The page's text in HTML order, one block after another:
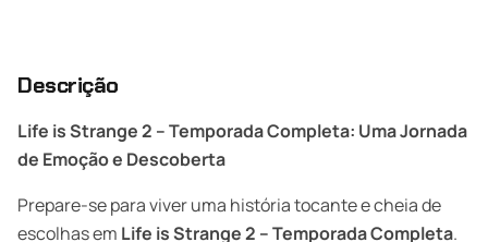
Descrição
Life is Strange 2 – Temporada Completa: Uma Jornada
de Emoção e Descoberta
Prepare-se para viver uma história tocante e cheia de
escolhas em Life is Strange 2 – Temporada Completa.